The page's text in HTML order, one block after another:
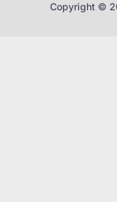
Copyright ©